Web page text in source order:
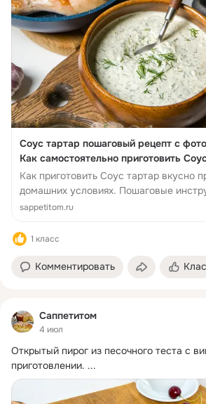
Cоус тартар пошаговый рецепт с
Как самостоятельно приготовить
вкусно в домашних усло...
Как приготовить Cоус тартар вкусно
домашних условиях. Пошаговые
и полезные советы.
sappetitom.ru
1 класс
Комментировать
Саппетитом
4 июл
Открытый пирог из песочного теста с
приготовлении. ...